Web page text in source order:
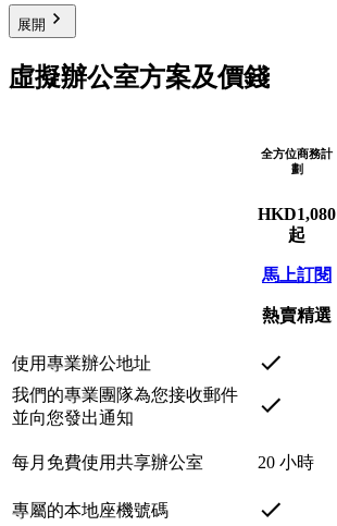
展開
虛擬辦公室方案及價錢
全方位商務計
劃
HKD1,080
起
馬上訂閱
熱賣精選
使用專業辦公地址
我們的專業團隊為您接收郵件
並向您發出通知
每月免費使用共享辦公室 20 小時
專屬的本地座機號碼